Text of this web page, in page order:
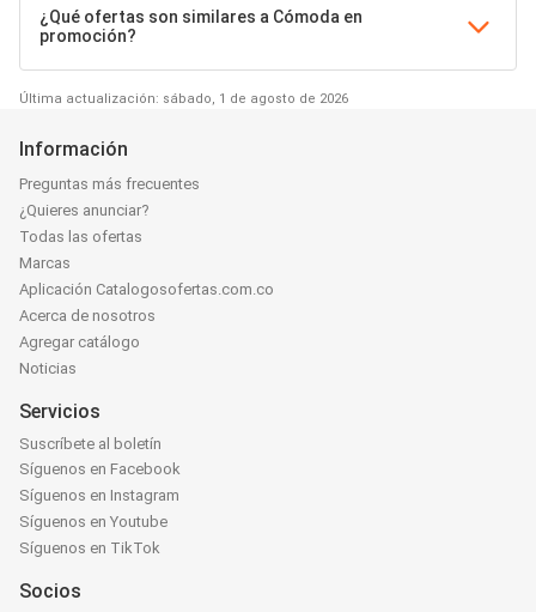
¿Qué ofertas son similares a Cómoda en
promoción?
Última actualización: sábado, 1 de agosto de 2026
Información
Preguntas más frecuentes
¿Quieres anunciar?
Todas las ofertas
Marcas
Aplicación Catalogosofertas.com.co
Acerca de nosotros
Agregar catálogo
Noticias
Servicios
Suscríbete al boletín
Síguenos en Facebook
Síguenos en Instagram
Síguenos en Youtube
Síguenos en TikTok
Socios